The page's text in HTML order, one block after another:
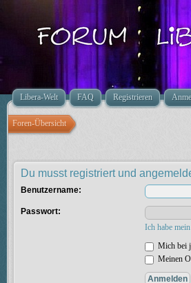
Libera-Welt FAQ Registrieren
Foren-Übersicht
Du musst registriert und
Benutzername:
Passwort:
Ich habe
Mich bei
Meinen